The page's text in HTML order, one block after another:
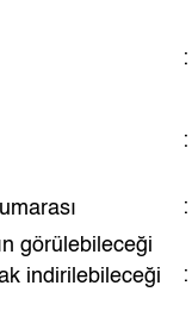
:
:
:
görülebileceği
indirilebileceği
: